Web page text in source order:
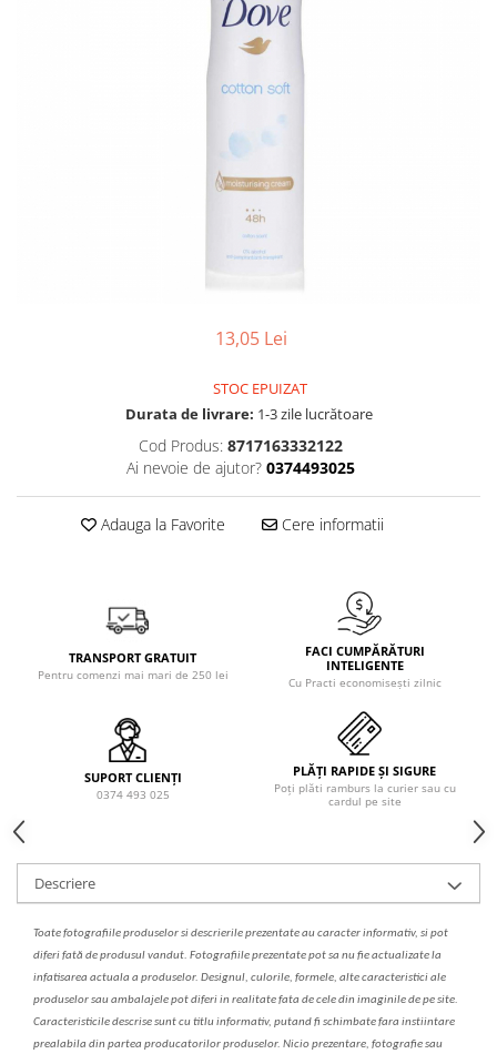
Solutie de indepartat rugina si
Produse pentru curatarea tenului
Sapun lichid, sapun
Tratament pentru par, conditioner
pentru par, masca de par
Vata demachianta
13,05 Lei
STOC EPUIZAT
Durata de livrare: 1-3 zile lucrătoare
Cod Produs: 8717163332122
Ai nevoie de ajutor? 0374493025
Adauga la Favorite Cere informatii
TRANSPORT GRATUIT
Pentru comenzi mai mari de 250 lei
FACI CUMPĂRĂTURI
INTELIGENTE
Cu Practi economisești zilnic
SUPORT CLIENȚI
0374 493 025
PLĂȚI RAPIDE ȘI SIGURE
Poți plăti ramburs la curier sau cu
cardul pe site
Descriere
Toate fotografiile produselorsidescrierileprezentate au caracter informativ, si pot
diferi fată de produsul vandut. Fotografiile prezentate pot sa nu fie actualizate la
infatisarea actuala a produselor. Designul, culorile, formele, alte caracteristici ale
produselor sau ambalajele pot diferi in realitate fata de cele din imaginile de pe site.
Caracteristicile descrise sunt cu titlu informativ, putand fi schimbate fara instiintare
prealabila din partea producatorilor produselor. Nicio prezentare, fotografie sau